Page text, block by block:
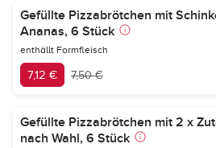
Gefüllte Pizzabrötchen mit
Ananas, 6 Stück
enthällt Formfleisch
7,12 € 7,50 €
Gefüllte Pizzabrötchen mit 2 x
nach Wahl, 6 Stück